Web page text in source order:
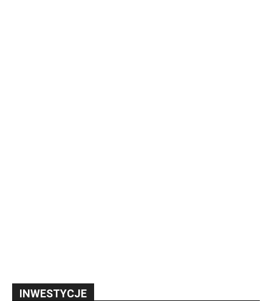
INWESTYCJE